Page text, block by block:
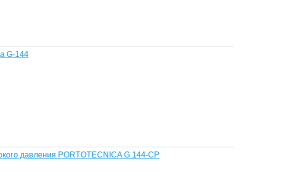
G-144
давления PORTOTECNICA G 144-CP